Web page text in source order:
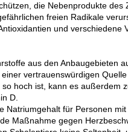
die Nebenprodukte
freien Radikale
und
aus den Anbaugebieten
vertrauenswürdigen Quelle
hoch ist, kann es außerdem
D.
Natriumgehalt für Personen
Maßnahme gegen